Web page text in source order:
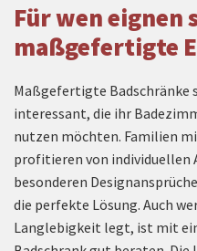
Für wen eignen
maßgefertigte
Maßgefertigte Badschränke
interessant, die ihr
nutzen möchten. Familien
profitieren von individuellen
besonderen
die perfekte Lösung. Auch
Langlebigkeit legt, ist mit